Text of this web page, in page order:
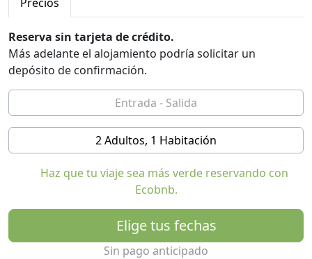
nuestra bodega y nuestro Resort. El chalet se compone
de una pequeña cocina, un dormitorio con una cama
doble, un baño con ducha y un patio; Está equipado con
aire acondicionado, calefacción central,
estacionamiento y con ropa de cama, toallas incluidas.
Los viñedos que rodean el chalet se encuentran en el
corazón del pueblo. centro. La calidez de la madera, la
funcionalidad de los servicios ofrecidos hacen de
nuestro chalet de vinos el lugar ideal para unas
WineChalet está lejos 150 mt. de Roccafiore (piscina,
Un pequeño y encantador chalet totalmente inmerso
en la naturaleza para una estancia exclusiva de
Reserva sin tarjeta de crédito.
Más adelante el alojamiento podría solicitar un
depósito de confirmación.
2 Adultos, 1 Habitación
Haz que tu viaje sea más verde reservando con
Ecobnb.
Elige tus fechas
Sin pago anticipado